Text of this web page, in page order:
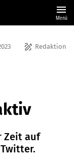
menu
Menü
draw Redaktion
Zeit auf